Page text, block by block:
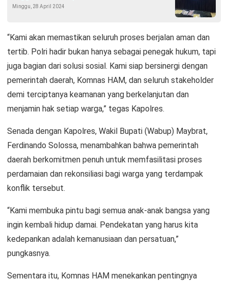
bermotor
Minggu, 28 April 2024
“Kami akan memastikan seluruh proses berjalan aman dan
tertib. Polri hadir bukan hanya sebagai penegak hukum, tapi
juga bagian dari solusi sosial. Kami siap bersinergi dengan
pemerintah daerah, Komnas HAM, dan seluruh stakeholder
demi terciptanya keamanan yang berkelanjutan dan
menjamin hak setiap warga,” tegas Kapolres.
Senada dengan Kapolres, Wakil Bupati (Wabup) Maybrat,
Ferdinando Solossa, menambahkan bahwa pemerintah
daerah berkomitmen penuh untuk memfasilitasi proses
perdamaian dan rekonsiliasi bagi warga yang terdampak
konflik tersebut.
“Kami membuka pintu bagi semua anak-anak bangsa yang
ingin kembali hidup damai. Pendekatan yang harus kita
kedepankan adalah kemanusiaan dan persatuan,”
pungkasnya.
Sementara itu, Komnas HAM menekankan pentingnya